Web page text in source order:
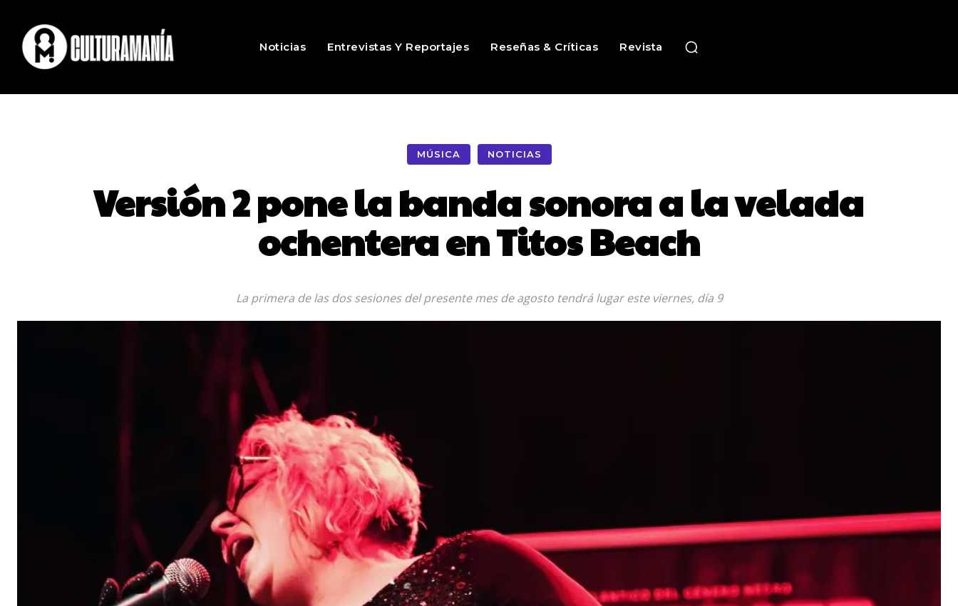
Noticias Entrevistas Y Reportajes Reseñas & Críticas Revista
MÚSICA NOTICIAS
Versión 2 pone la banda sonora a la velada
ochentera en Titos Beach
La primera de las dos sesiones del presente mes de agosto tendrá lugar este viernes, día 9